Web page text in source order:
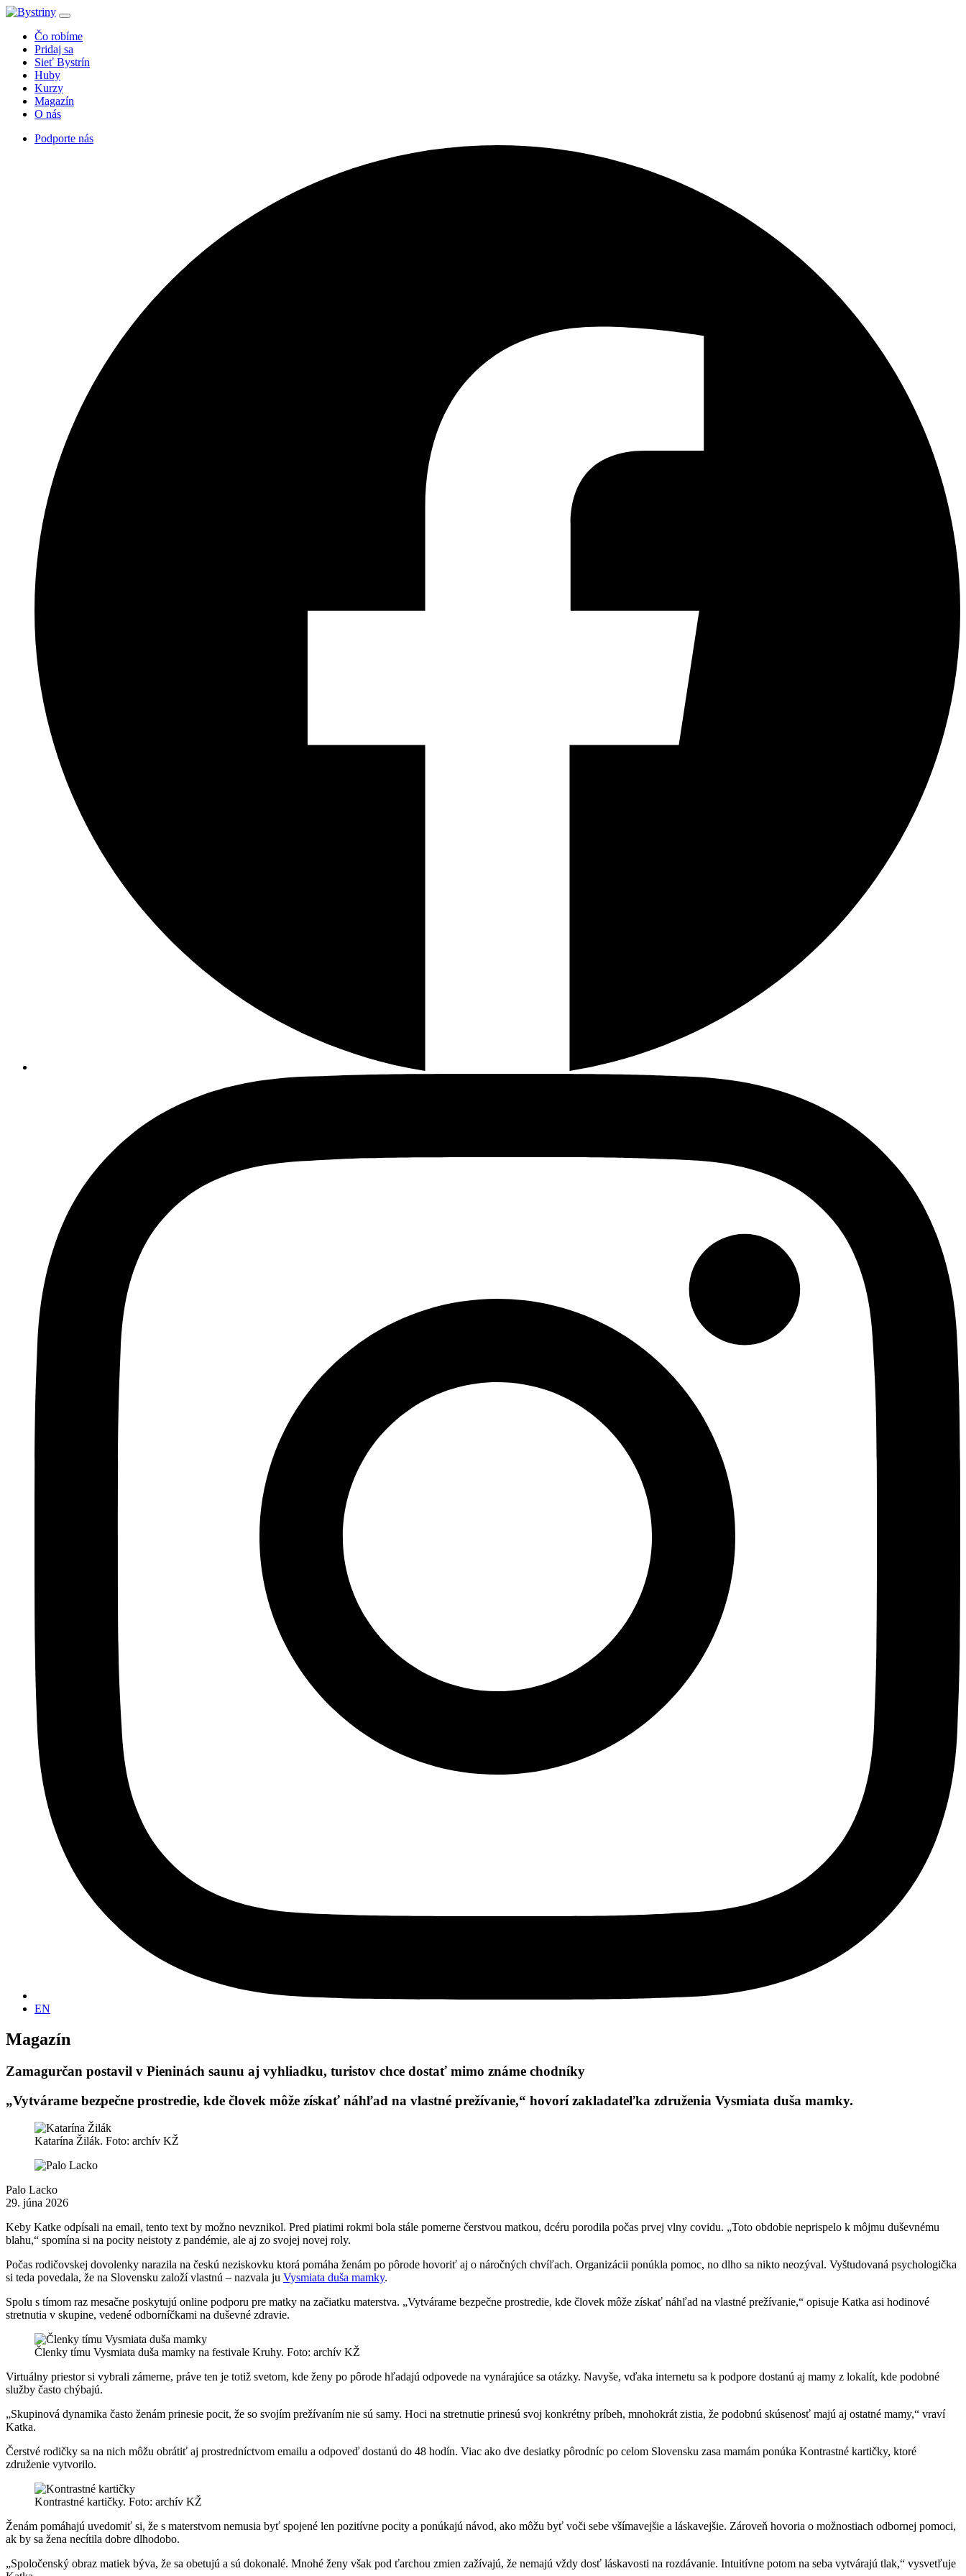
Čo robíme
Pridaj sa
Sieť Bystrín
Huby
Kurzy
Magazín
O nás
Podporte nás
EN
Magazín
Zamagurčan postavil v Pieninách saunu aj vyhliadku, turistov chce dostať mimo známe chodníky
„Vytvárame bezpečne prostredie, kde človek môže získať náhľad na vlastné prežívanie,“ hovorí zakladateľka združenia Vysmiata duša mamky.
Katarína Žilák. Foto: archív KŽ
Palo Lacko
29. júna 2026
Keby Katke odpísali na email, tento text by možno nevznikol. Pred piatimi rokmi bola stále pomerne čerstvou matkou, dcéru porodila počas prvej vlny covidu. „Toto obdobie neprispelo k môjmu duševnému
blahu,“ spomína si na pocity neistoty z pandémie, ale aj zo svojej novej roly.
Počas rodičovskej dovolenky narazila na českú neziskovku ktorá pomáha ženám po pôrode hovoriť aj o náročných chvíľach. Organizácii ponúkla pomoc, no dlho sa nikto neozýval. Vyštudovaná psychologička
si teda povedala, že na Slovensku založí vlastnú – nazvala ju Vysmiata duša mamky.
Spolu s tímom raz mesačne poskytujú online podporu pre matky na začiatku materstva. „Vytvárame bezpečne prostredie, kde človek môže získať náhľad na vlastné prežívanie,“ opisuje Katka asi hodinové
stretnutia v skupine, vedené odborníčkami na duševné zdravie.
Členky tímu Vysmiata duša mamky na festivale Kruhy. Foto: archív KŽ
Virtuálny priestor si vybrali zámerne, práve ten je totiž svetom, kde ženy po pôrode hľadajú odpovede na vynárajúce sa otázky. Navyše, vďaka internetu sa k podpore dostanú aj mamy z lokalít, kde podobné
služby často chýbajú.
„Skupinová dynamika často ženám prinesie pocit, že so svojím prežívaním nie sú samy. Hoci na stretnutie prinesú svoj konkrétny príbeh, mnohokrát zistia, že podobnú skúsenosť majú aj ostatné mamy,“ vraví
Katka.
Čerstvé rodičky sa na nich môžu obrátiť aj prostredníctvom emailu a odpoveď dostanú do 48 hodín. Viac ako dve desiatky pôrodníc po celom Slovensku zasa mamám ponúka Kontrastné kartičky, ktoré
združenie vytvorilo.
Kontrastné kartičky. Foto: archív KŽ
Ženám pomáhajú uvedomiť si, že s materstvom nemusia byť spojené len pozitívne pocity a ponúkajú návod, ako môžu byť voči sebe všímavejšie a láskavejšie. Zároveň hovoria o možnostiach odbornej pomoci,
ak by sa žena necítila dobre dlhodobo.
„Spoločenský obraz matiek býva, že sa obetujú a sú dokonalé. Mnohé ženy však pod ťarchou zmien zažívajú, že nemajú vždy dosť láskavosti na rozdávanie. Intuitívne potom na seba vytvárajú tlak,“ vysvetľuje